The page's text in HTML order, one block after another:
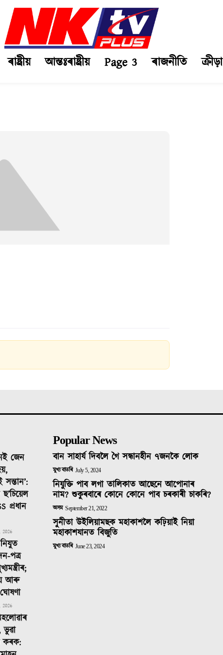
ৰাষ্ট্ৰীয় আন্তঃৰাষ্ট্ৰীয় Page 3 ৰাজনীতি ক্ৰীড়া
জেন
প্ৰধান
পত্ৰ
আৰু
ঘোষণা
ভুৱা
কৰক:
Popular News
বান সাহাৰ্য দিবলৈ গৈ সন্ধানহীন ৭জনকৈ লোক
মুখ্য বাতৰি July 5, 2024
নিযুক্তি পাব লগা তালিকাত আছেনে আপোনাৰ
নাম? শুকুৰবাৰে কোনে কোনে পাব চৰকাৰী চাকৰি?
অসম September 21, 2022
সুনীতা উইলিয়ামছক মহাকাশলৈ কঢ়িয়াই নিয়া
মহাকাশযানত বিজুতি
মুখ্য বাতৰি June 23, 2024